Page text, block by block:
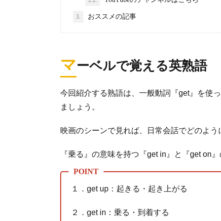
3. おススメの記事
マーベルで覚える英熟語
今回紹介する熟語は、一般動詞『get』を使
ましょう。
映画のシーンで見れば、日常会話でどのよ
『乗る』の意味を持つ『get in』と『get on
１．get up：起きる・起き上がる
２．get in：乗る・到着する